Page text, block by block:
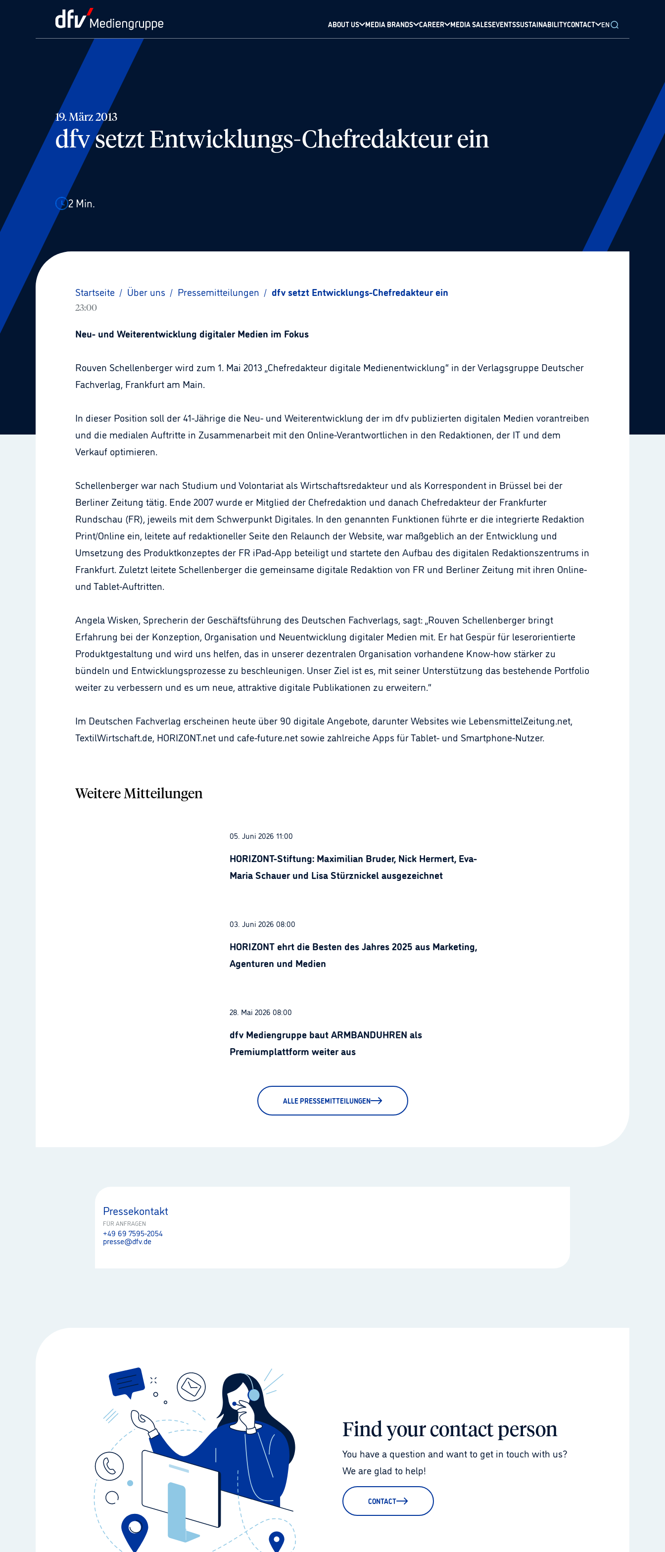
ABOUT US MEDIA BRANDS CAREER MEDIA SALESEVENTSSUSTAINABILITYCONTACT EN
19. März 2013
dfv setzt Entwicklungs-Chefredakteur ein
2 Min.
Startseite / Über uns / Pressemitteilungen / dfv setzt Entwicklungs-Chefredakteur ein
23:00
Neu- und Weiterentwicklung digitaler Medien im Fokus
Rouven Schellenberger wird zum 1. Mai 2013 „Chefredakteur digitale Medienentwicklung“ in der Verlagsgruppe Deutscher
Fachverlag, Frankfurt am Main.
In dieser Position soll der 41-Jährige die Neu- und Weiterentwicklung der im dfv publizierten digitalen Medien vorantreiben
und die medialen Auftritte in Zusammenarbeit mit den Online-Verantwortlichen in den Redaktionen, der IT und dem
Verkauf optimieren.
Schellenberger war nach Studium und Volontariat als Wirtschaftsredakteur und als Korrespondent in Brüssel bei der
Berliner Zeitung tätig. Ende 2007 wurde er Mitglied der Chefredaktion und danach Chefredakteur der Frankfurter
Rundschau (FR), jeweils mit dem Schwerpunkt Digitales. In den genannten Funktionen führte er die integrierte Redaktion
Print/Online ein, leitete auf redaktioneller Seite den Relaunch der Website, war maßgeblich an der Entwicklung und
Umsetzung des Produktkonzeptes der FR iPad-App beteiligt und startete den Aufbau des digitalen Redaktionszentrums in
Frankfurt. Zuletzt leitete Schellenberger die gemeinsame digitale Redaktion von FR und Berliner Zeitung mit ihren Online-
und Tablet-Auftritten.
Angela Wisken, Sprecherin der Geschäftsführung des Deutschen Fachverlags, sagt: „Rouven Schellenberger bringt
Erfahrung bei der Konzeption, Organisation und Neuentwicklung digitaler Medien mit. Er hat Gespür für leserorientierte
Produktgestaltung und wird uns helfen, das in unserer dezentralen Organisation vorhandene Know-how stärker zu
bündeln und Entwicklungsprozesse zu beschleunigen. Unser Ziel ist es, mit seiner Unterstützung das bestehende Portfolio
weiter zu verbessern und es um neue, attraktive digitale Publikationen zu erweitern.“
Im Deutschen Fachverlag erscheinen heute über 90 digitale Angebote, darunter Websites wie LebensmittelZeitung.net,
TextilWirtschaft.de, HORIZONT.net und cafe-future.net sowie zahlreiche Apps für Tablet- und Smartphone-Nutzer.
Weitere Mitteilungen
05. Juni 2026 11:00
HORIZONT-Stiftung: Maximilian Bruder, Nick Hermert, Eva-
Maria Schauer und Lisa Stürznickel ausgezeichnet
03. Juni 2026 08:00
HORIZONT ehrt die Besten des Jahres 2025 aus Marketing,
Agenturen und Medien
28. Mai 2026 08:00
dfv Mediengruppe baut ARMBANDUHREN als
Premiumplattform weiter aus
ALLE PRESSEMITTEILUNGEN
Pressekontakt
FÜR ANFRAGEN
+49 69 7595-2054
presse@dfv.de
Find your contact person
You have a question and want to get in touch with us?
We are glad to help!
CONTACT